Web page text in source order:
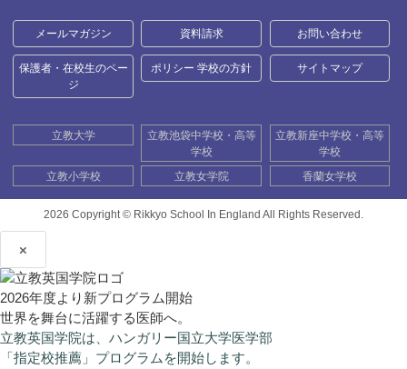
メールマガジン 資料請求 お問い合わせ
保護者・在校生のペー
ジ
ポリシー 学校の方針 サイトマップ
立教大学
立教池袋中学校・高等
学校
立教新座中学校・高等
学校
立教小学校
立教女学院 香蘭女学校
2026 Copyright © Rikkyo School In England All Rights Reserved.
×
2026年度より新プログラム開始
世界を舞台に活躍する医師へ。
立教英国学院は、ハンガリー国立大学医学部
「指定校推薦」プログラムを開始します。